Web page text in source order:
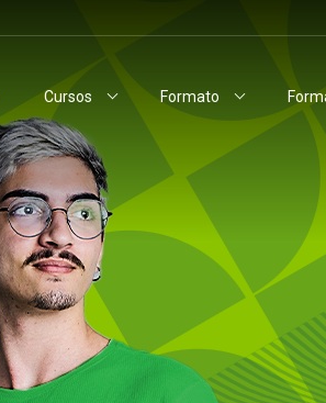
Cursos Formato